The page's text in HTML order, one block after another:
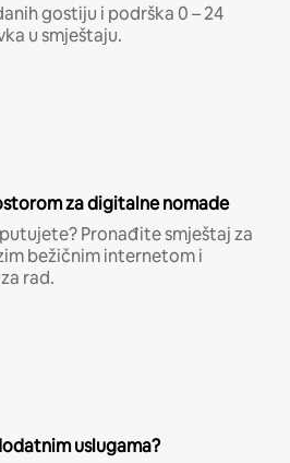
gostiju i podrška 0 – 24
u smještaju.
za digitalne nomade
Pronađite smještaj za
bežičnim internetom i
rad.
uslugama?